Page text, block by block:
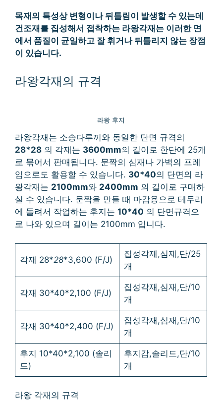
목재의 특성상 변형이나 뒤틀림이 발생할 수 있는데
건조재를 집성해서 접착하는 라왕각재는 이러한 면
에서 품질이 균일하고 잘 휘거나 뒤틀리지 않는 장점
이 있습니다.
라왕각재의 규격
라왕 후지
라왕각재는 소송다루끼와 동일한 단면 규격의
28*28 의 각재는 3600mm의 길이로 한단에 25개
로 묶어서 판매됩니다. 문짝의 심재나 가벽의 프레
임으로도 활용할 수 있습니다. 30*40의 단면의 라
왕각재는 2100mm와 2400mm 의 길이로 구매하
실 수 있습니다. 문짝을 만들 때 마감용으로 테두리
에 돌려서 작업하는 후지는 10*40 의 단면규격으
로 나와 있으며 길이는 2100mm 입니다.
각재 28*28*3,600 (F/J)
집성각재,심재,단/25
개
각재 30*40*2,100 (F/J)
집성각재,심재,단/10
개
각재 30*40*2,400 (F/J)
집성각재,심재,단/10
개
후지 10*40*2,100 (솔리
드)
후지감,솔리드,단/10
개
라왕 각재의 규격